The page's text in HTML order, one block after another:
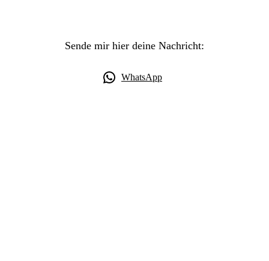
Sende mir hier deine Nachricht:
WhatsApp